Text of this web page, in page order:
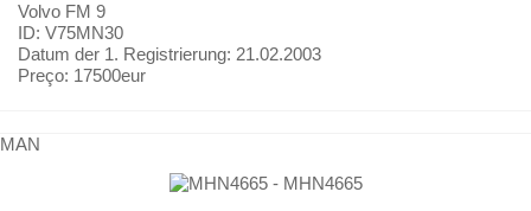
Volvo FM 9
ID: V75MN30
Datum der 1. Registrierung: 21.02.2003
Preço: 17500eur
MAN